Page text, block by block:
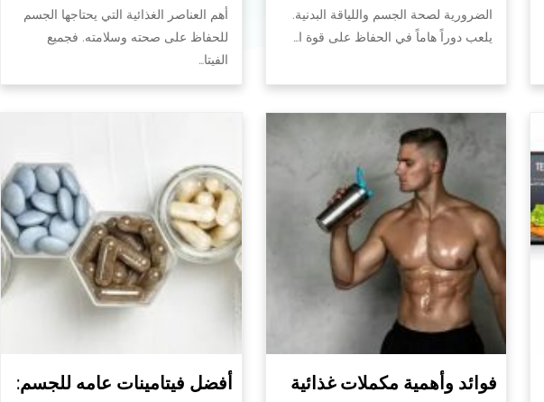
الضرورية لصحة الجسم واللياقة البدنية.
يلعب دوراً هاماً في الحفاظ على قوة ا…
أهم العناصر الغذائية التي يحتاجها الجسم
للحفاظ على صحته وسلامته. فجميع
الفيتا…
فوائد وأهمية مكملات غذائية
أفضل فيتامينات عامه للجسم: